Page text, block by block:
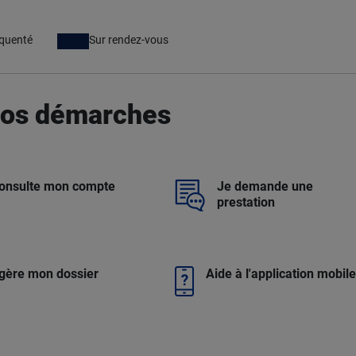
Sur rendez-vous
démarches
mon compte
Je demande une
prestation
mon dossier Aide à l'application mobile